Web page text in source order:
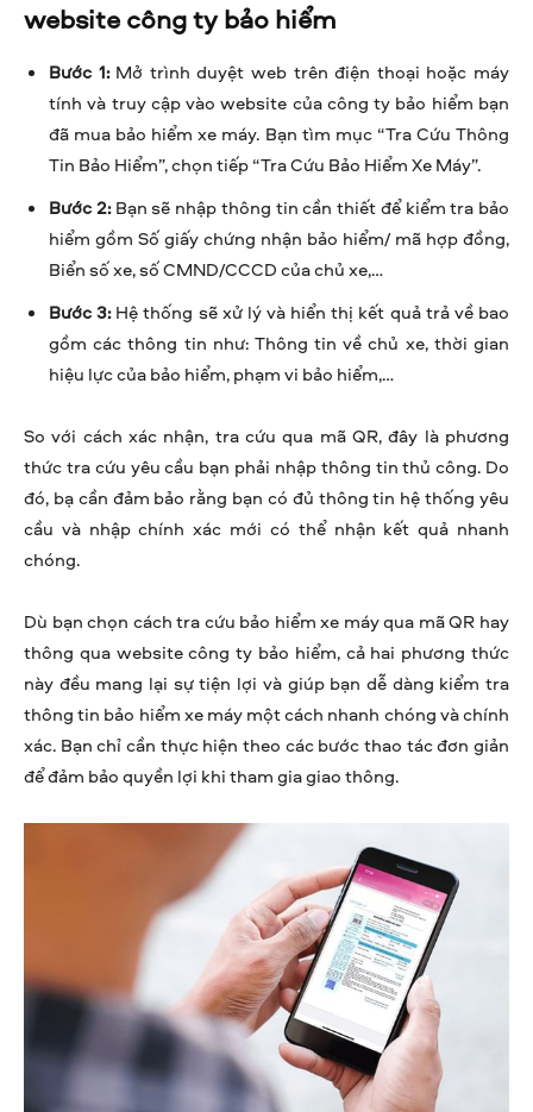
website công ty bảo hiểm
Bước 1:Mở trình duyệt web trên điện thoại hoặc máy
tính và truy cập vào website của công ty bảo hiểm bạn
đã mua bảo hiểm xe máy. Bạn tìm mục “Tra Cứu Thông
Tin Bảo Hiểm”, chọn tiếp “Tra Cứu Bảo Hiểm Xe Máy”.
Bước 2:Bạn sẽ nhập thông tin cần thiết để kiểm tra bảo
hiểm gồm Số giấy chứng nhận bảo hiểm/ mã hợp đồng,
Biển số xe, số CMND/CCCD của chủ xe,…
Bước 3:Hệ thống sẽ xử lý và hiển thị kết quả trả về bao
gồm các thông tin như: Thông tin về chủ xe, thời gian
hiệu lực của bảo hiểm, phạm vi bảo hiểm,…
So với cách xác nhận, tra cứu qua mã QR, đây là phương
thức tra cứu yêu cầu bạn phải nhập thông tin thủ công. Do
đó, bạ cần đảm bảo rằng bạn có đủ thông tin hệ thống yêu
cầu và nhập chính xác mới có thể nhận kết quả nhanh
chóng.
Dù bạn chọn cách tra cứu bảo hiểm xe máy qua mã QR hay
thông qua website công ty bảo hiểm, cả hai phương thức
này đều mang lại sự tiện lợi và giúp bạn dễ dàng kiểm tra
thông tin bảo hiểm xe máy một cách nhanh chóng và chính
xác. Bạn chỉ cần thực hiện theo các bước thao tác đơn giản
để đảm bảo quyền lợi khi tham gia giao thông.